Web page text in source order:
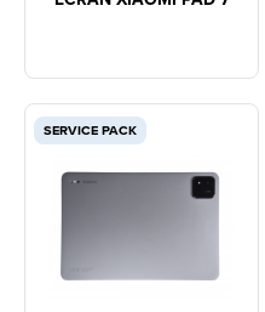
SERVICE PACK